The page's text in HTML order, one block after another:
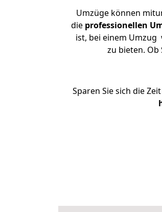
Umzüge können
die professionellen
ist, bei einem Umzug
zu bieten. Ob
Sparen Sie sich die